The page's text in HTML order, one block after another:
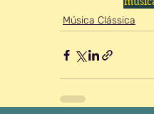
Música Clássica